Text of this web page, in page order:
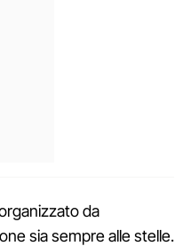
da
sia sempre alle stelle.